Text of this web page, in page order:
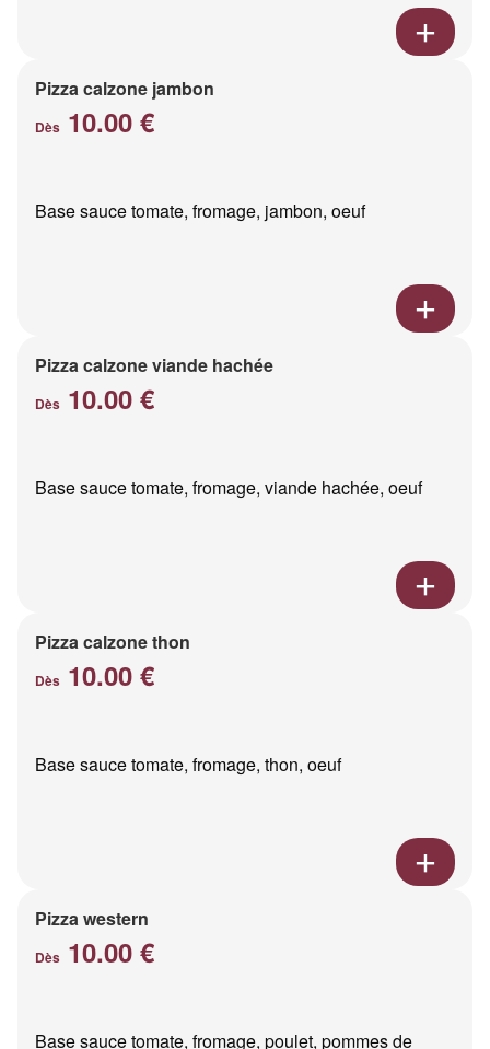
Pizza calzone jambon
Dès 10.00 €
Base sauce tomate, fromage, jambon, oeuf
Pizza calzone viande hachée
Dès 10.00 €
Base sauce tomate, fromage, viande hachée, oeuf
Pizza calzone thon
Dès 10.00 €
Base sauce tomate, fromage, thon, oeuf
Pizza western
Dès 10.00 €
Base sauce tomate, fromage, poulet, pommes de